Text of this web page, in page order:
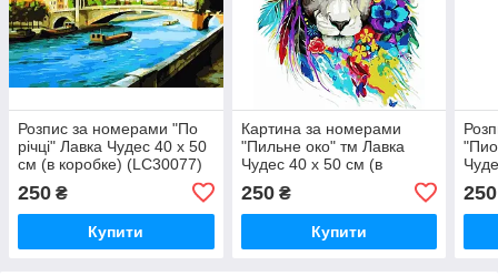
Розпис за номерами "По
річці" Лавка Чудес 40 x 50
см (в коробке) (LC30077)
250 ₴
Купити
Картина за номерами
"Пильне око" тм Лавка
Чудес 40 x 50 см (в
250₴
Купити
250